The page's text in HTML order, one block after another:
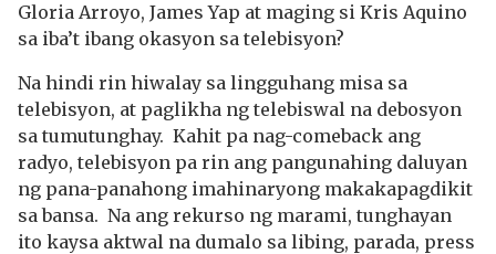
Gloria Arroyo, James Yap at maging si Kris Aquino
sa iba’t ibang okasyon sa telebisyon?
Na hindi rin hiwalay sa lingguhang misa sa
telebisyon, at paglikha ng telebiswal na debosyon
sa tumutunghay. Kahit pa nag-comeback ang
radyo, telebisyon pa rin ang pangunahing daluyan
ng pana-panahong imahinaryong makakapagdikit
sa bansa. Na ang rekurso ng marami, tunghayan
ito kaysa aktwal na dumalo sa libing, parada, press